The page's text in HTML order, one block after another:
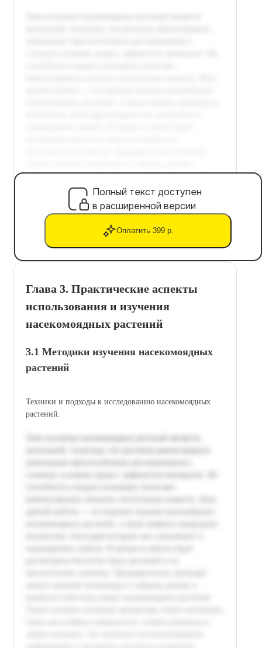
Полный текст доступен
в расширенной версии
Оплатить 399 р.
Глава 3. Практические аспекты
использования и изучения
насекомоядных растений
3.1 Методики изучения насекомоядных
растений
Техники и подходы к исследованию насекомоядных
растений.